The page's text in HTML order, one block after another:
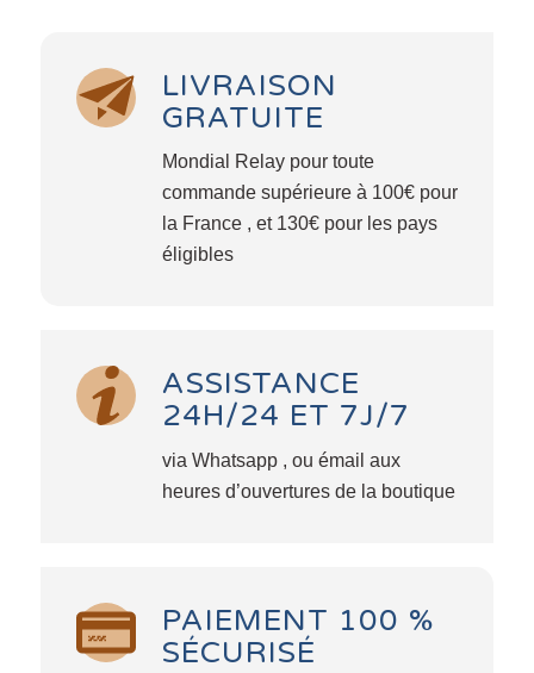
LIVRAISON
GRATUITE
Mondial Relay pour toute
commande supérieure à 100€ pour
la France , et 130€ pour les pays
éligibles
ASSISTANCE
24H/24 ET 7J/7
via Whatsapp , ou émail aux
heures d’ouvertures de la boutique
PAIEMENT 100 %
SÉCURISÉ